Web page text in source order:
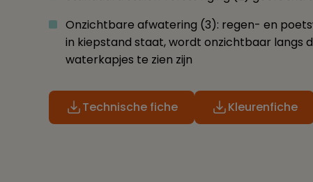
Onzichtbare afwatering (3): regen- en
in kiepstand staat, wordt onzichtbaar langs
waterkapjes te zien zijn
Technische fiche Kleurenfiche